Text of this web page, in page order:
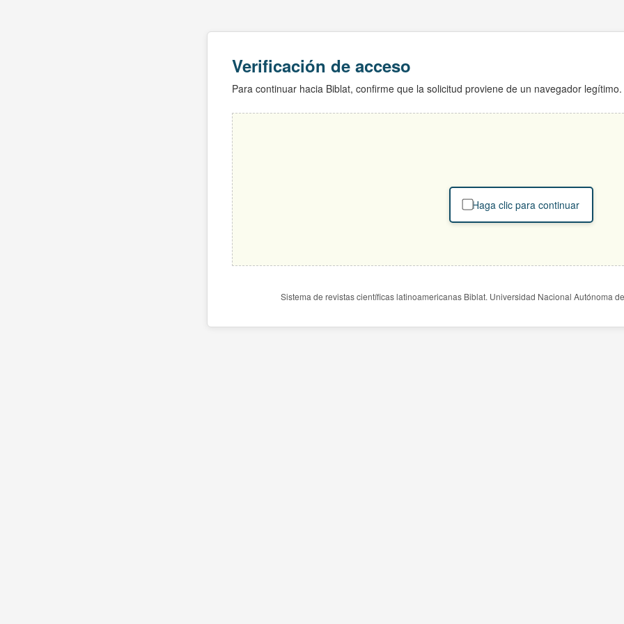
Verificación de acceso
Para continuar hacia Biblat, confirme que la solicitud proviene de un navegador legítimo.
Haga clic para continuar
Sistema de revistas científicas latinoamericanas Biblat. Universidad Nacional Autónoma